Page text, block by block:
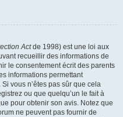
Actde 1998) est une loi aux
recueillir des informations de
le consentement écrit des parents
informations permettant
vous n’êtes pas sûr que cela
ou que quelqu’un le fait à
pour obtenir son avis. Notez que
ne peuvent pas fournir de